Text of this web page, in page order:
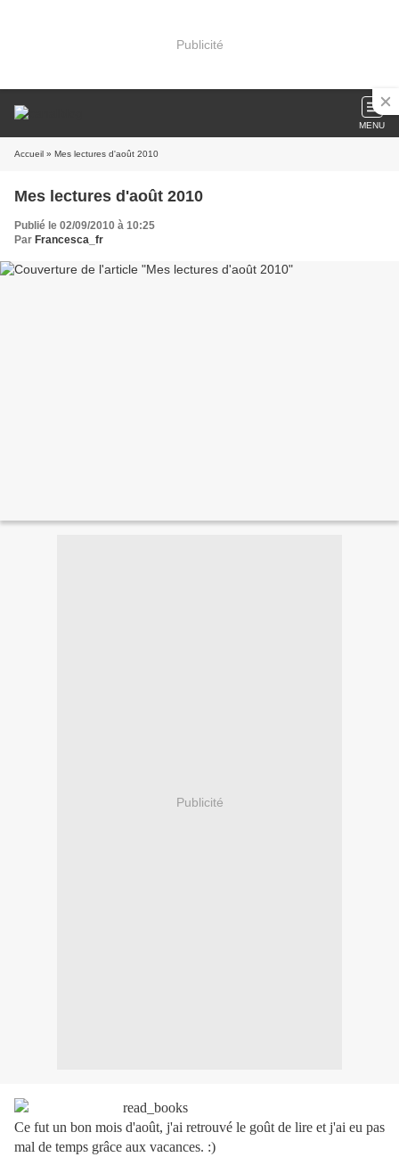
Publicité
MENU
Accueil » Mes lectures d'août 2010
Mes lectures d'août 2010
Publié le 02/09/2010 à 10:25
Par Francesca_fr
Publicité
Ce fut un bon mois d'août, j'ai retrouvé le goût de lire et j'ai eu pas
mal de temps grâce aux vacances. :)